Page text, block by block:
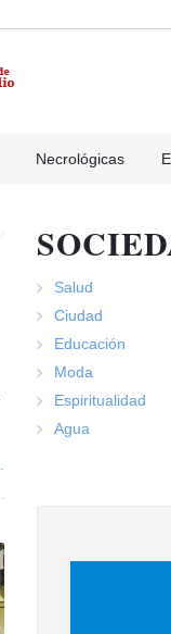
Necrológicas
Salud
Ciudad
Educación
Moda
Espiritualidad
Agua